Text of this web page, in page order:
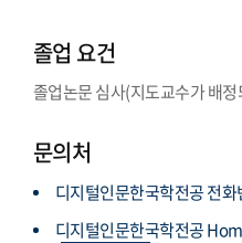
졸업 요건
졸업논문 심사(지도교수가 배
문의처
디지털인문한국학전공 전화
디지털인문한국학전공